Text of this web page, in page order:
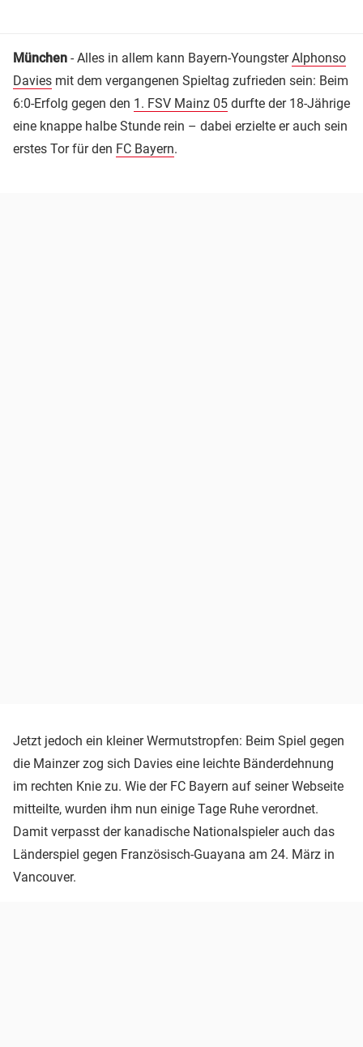
München - Alles in allem kann Bayern-YoungsterAlphonso
Davies mit dem vergangenen Spieltag zufrieden sein: Beim
6:0-Erfolg gegen den 1. FSV Mainz 05 durfte der 18-Jährige
eine knappe halbe Stunde rein – dabei erzielte er auch sein
erstes Tor für den FC Bayern.
Jetzt jedoch ein kleiner Wermutstropfen: Beim Spiel gegen
die Mainzer zog sich Davies eine leichte Bänderdehnung
im rechten Knie zu. Wie der FC Bayern auf seiner Webseite
mitteilte, wurden ihm nun einige Tage Ruhe verordnet.
Damit verpasst der kanadische Nationalspieler auch das
Länderspiel gegen Französisch-Guayana am 24. März in
Vancouver.